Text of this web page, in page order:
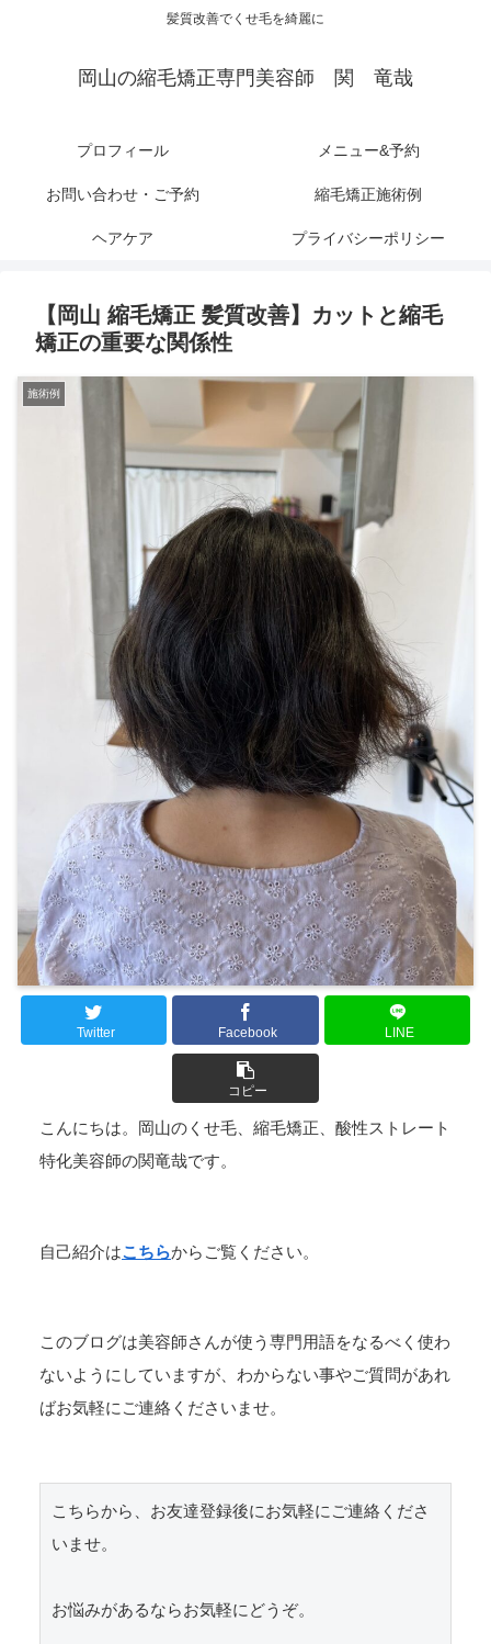
髪質改善でくせ毛を綺麗に
岡山の縮毛矯正専門美容師 関 竜哉
プロフィール メニュー&予約
お問い合わせ・ご予約 縮毛矯正施術例
ヘアケア プライバシーポリシー
【岡山 縮毛矯正 髪質改善】カットと縮毛
矯正の重要な関係性
施術例
Twitter Facebook LINE
コピー
こんにちは。岡山のくせ毛、縮毛矯正、酸性ストレート
特化美容師の関竜哉です。
自己紹介はこちらからご覧ください。
このブログは美容師さんが使う専門用語をなるべく使わ
ないようにしていますが、わからない事やご質問があれ
ばお気軽にご連絡くださいませ。
こちらから、お友達登録後にお気軽にご連絡くださ
いませ。
お悩みがあるならお気軽にどうぞ。